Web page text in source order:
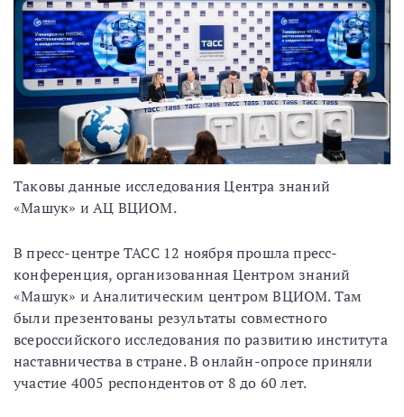
Таковы данные исследования Центра знаний
«Машук» и АЦ ВЦИОМ.
В пресс-центре ТАСС 12 ноября прошла пресс-
конференция, организованная Центром знаний
«Машук» и Аналитическим центром ВЦИОМ. Там
были презентованы результаты совместного
всероссийского исследования по развитию института
наставничества в стране. В онлайн-опросе приняли
участие 4005 респондентов от 8 до 60 лет.